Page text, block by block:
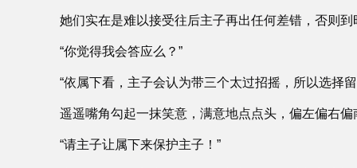
她们实在是难以接受往后主子再出任何差错，否则
“你觉得我会答应么？”
“依属下看，主子会认为带三个太过招摇，所以选择
遥遥嘴角勾起一抹笑意，满意地点点头，偏左偏右
“请主子让属下来保护主子！”